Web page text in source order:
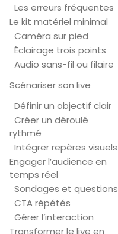
Les erreurs fréquentes
Le kit matériel minimal
Caméra sur pied
Éclairage trois points
Audio sans-fil ou filaire
Scénariser son live
Définir un objectif clair
Créer un déroulé
rythmé
Intégrer repères visuels
Engager l’audience en
temps réel
Sondages et questions
CTA répétés
Gérer l’interaction
Transformer le live en